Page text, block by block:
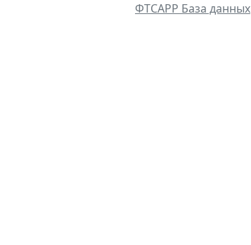
ФТСАРР База данных